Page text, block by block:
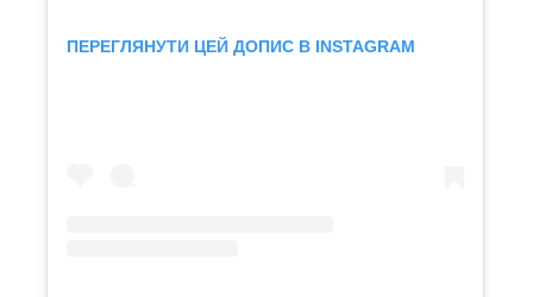
ПЕРЕГЛЯНУТИ ЦЕЙ ДОПИС В INSTAGRAM